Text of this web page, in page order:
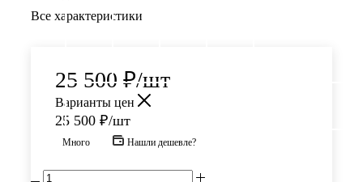
Все характеристики
25 500 ₽/шт
Варианты цен
25 500 ₽/шт
Много Нашли дешевле?